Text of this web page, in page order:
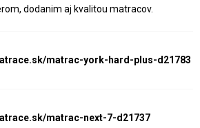
dodanim aj kvalitou matracov.
matrac-york-hard-plus-d21783
matrac-next-7-d21737